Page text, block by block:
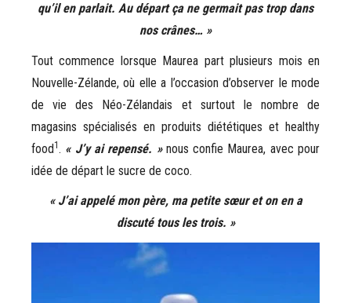
qu’il en parlait. Au départ ça ne germait pas trop dans
nos crânes… »
Tout commence lorsque Maurea part plusieurs mois en
Nouvelle-Zélande, où elle a l’occasion d’observer le mode
de vie des Néo-Zélandais et surtout le nombre de
magasins spécialisés en produits diététiques et healthy
food1 . « J’y ai repensé. » nous confie Maurea, avec pour
idée de départ le sucre de coco.
« J’ai appelé mon père, ma petite sœur et on en a
discuté tous les trois. »